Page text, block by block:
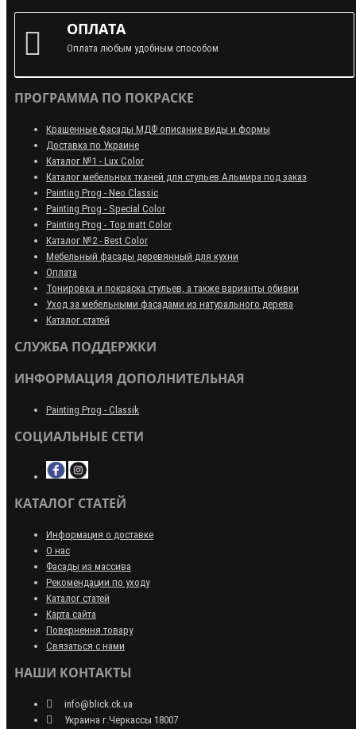
ОПЛАТА
Оплата любым удобным способом
ПРОГРАММА ПО ПОКРАСКЕ
Крашенные фасады МДФ описание виды и формы
Доставка по Украине
Каталог №1 - Lux Color
Каталог мебельных тканей для стульев Альмира под заказ
Painting Prog - Neo Classiс
Painting Prog - Special Color
Painting Prog - Top matt Color
Каталог №2 - Best Color
Мебельный фасады деревянный для кухни
Оплата
Тонировка и покраска стульев, а также варианты обивки
Уход за мебельными фасадами из натурального дерева
Каталог статей
СЛУЖБА ПОДДЕРЖКИ
ИНФОРМАЦИЯ ДОПОЛНИТЕЛЬНАЯ
Painting Prog - Classik
СОЦИАЛЬНЫЕ СЕТИ
КАТАЛОГ СТАТЕЙ
Информация о доставке
О нас
Фасады из массива
Рекомендации по уходу
Каталог статей
Карта сайта
Повернення товару
Связаться с нами
НАШИ КОНТАКТЫ
info@blick.ck.ua
Украина г.Черкассы 18007